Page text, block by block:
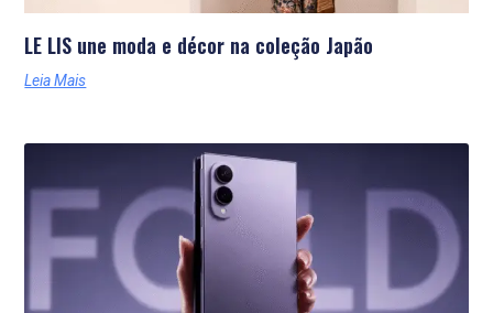
LE LIS une moda e décor na coleção Japão
Leia Mais